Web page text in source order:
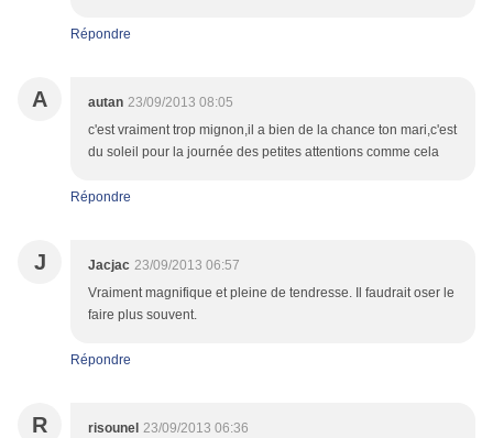
Répondre
A autan 23/09/2013 08:05
c'est vraiment trop mignon,il a bien de la chance ton mari,c'est
du soleil pour la journée des petites attentions comme cela
Répondre
J Jacjac 23/09/2013 06:57
Vraiment magnifique et pleine de tendresse. Il faudrait oser le
faire plus souvent.
Répondre
R risounel 23/09/2013 06:36